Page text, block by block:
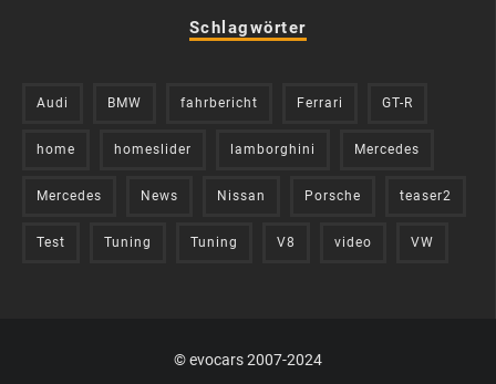
Schlagwörter
Audi BMW fahrbericht Ferrari GT-R
home homeslider lamborghini Mercedes
Mercedes News Nissan Porsche teaser2
Test Tuning Tuning V8 video VW
© evocars 2007-2024